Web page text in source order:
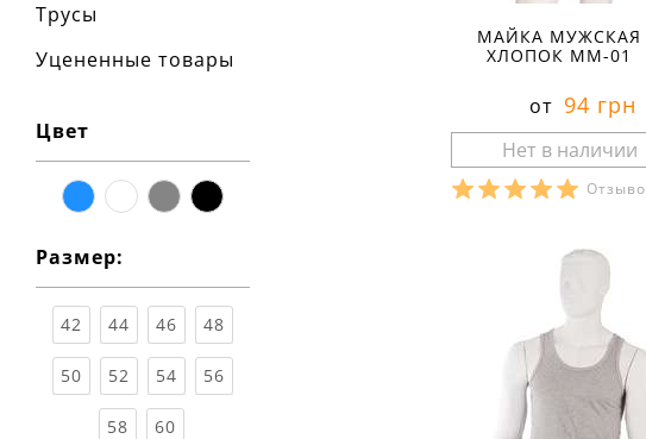
Трусы
Уцененные товары
Цвет
Размер:
42 44 46 48
50 52 54 56
58 60
МАЙКА МУЖСКАЯ
ХЛОПОК ММ-01
от 94 грн
состав ткани:
100 %
весна
спортивный
прямые
свойства:
U-образный